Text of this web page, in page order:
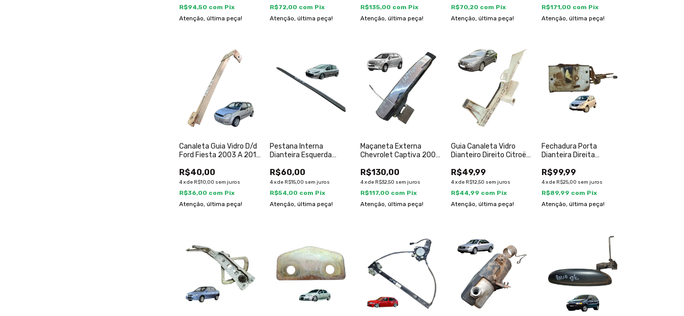
R$94,50 com Pix
Atenção, última peça!
R$72,00 com Pix
Atenção, última peça!
R$135,00 com Pix
Atenção, última peça!
R$70,20 com Pix
Atenção, última peça!
R$171,00 com Pix
Atenção, última peça!
Canaleta Guia Vidro D/d
Ford Fiesta 2003 A 2014
R$40,00
4xde R$10,00 sem juros
R$36,00 com Pix
Atenção, última peça!
Pestana Interna
Dianteira Esquerda
2012
R$60,00
4xde R$15,00 sem juros
R$54,00 com Pix
Atenção, última peça!
Maçaneta Externa
Chevrolet Captiva 2008
R$130,00
4xde R$32,50 sem juros
R$117,00 com Pix
Atenção, última peça!
Guia Canaleta Vidro
Dianteiro Direito Citroën
R$49,99
4xde R$12,50 sem juros
R$44,99 com Pix
Atenção, última peça!
Fechadura Porta
Dianteira Direita
2009
R$99,99
4xde R$25,00 sem juros
R$89,99 com Pix
Atenção, última peça!